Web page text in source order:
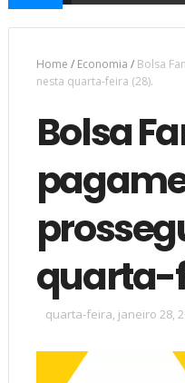
Home / Economia / Bolsa
nesta quarta-feira (28).
Bolsa
quarta-
quarta-feira, janeiro 28,